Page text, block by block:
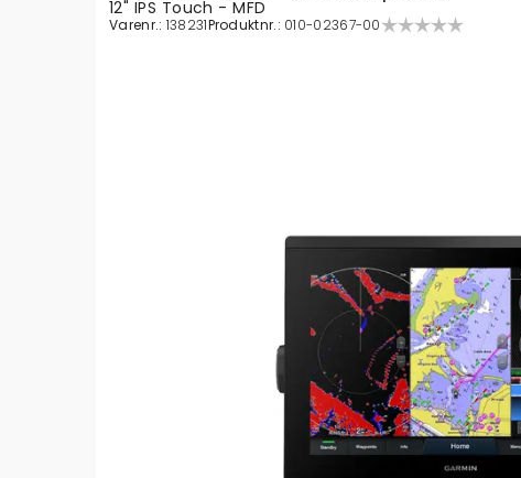
12" IPS Touch - MFD
Varenr.: 138231Produktnr.: 010-02367-00